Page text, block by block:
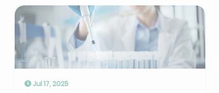
Jul 17, 2025
Classification « propre » :